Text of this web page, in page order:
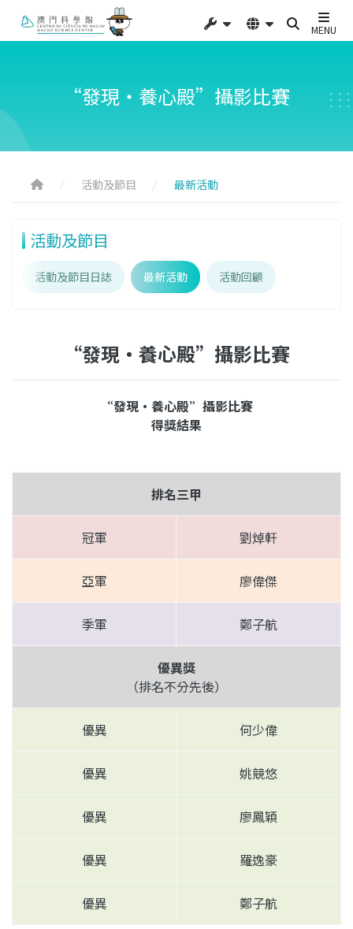
MENU
“發現‧養心殿”攝影比賽
活動及節目 最新活動
活動及節目
活動及節目日誌 最新活動 活動回顧
“發現‧養心殿”攝影比賽
“發現‧養心殿”攝影比賽
得獎結果
排名三甲
冠軍 劉焯軒
亞軍 廖偉傑
季軍 鄭子航
優異獎
（排名不分先後）
優異 何少偉
優異 姚競悠
優異 廖鳳穎
優異 羅逸豪
優異 鄭子航